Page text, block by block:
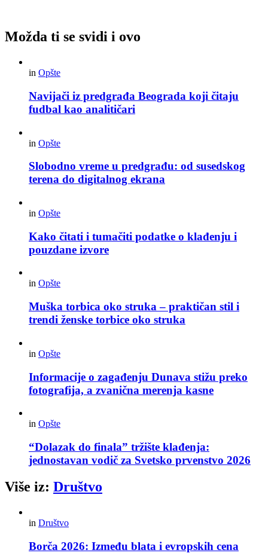
Možda ti se svidi i ovo
in Opšte
Navijači iz predgrađa Beograda koji čitaju
fudbal kao analitičari
in Opšte
Slobodno vreme u predgrađu: od susedskog
terena do digitalnog ekrana
in Opšte
Kako čitati i tumačiti podatke o klađenju i
pouzdane izvore
in Opšte
Muška torbica oko struka – praktičan stil i
trendi ženske torbice oko struka
in Opšte
Informacije o zagađenju Dunava stižu preko
fotografija, a zvanična merenja kasne
in Opšte
“Dolazak do finala” tržište klađenja:
jednostavan vodič za Svetsko prvenstvo 2026
Više iz: Društvo
in Društvo
Borča 2026: Između blata i evropskih cena